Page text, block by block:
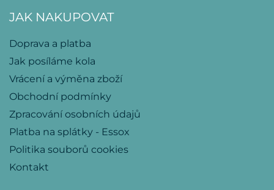
JAK NAKUPOVAT
Doprava a platba
Jak posíláme kola
Vrácení a výměna zboží
Obchodní podmínky
Zpracování osobních údajů
Platba na splátky - Essox
Politika souborů cookies
Kontakt